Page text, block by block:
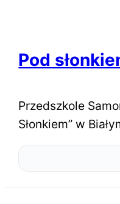
Pod
Przedszkole
Słonkiem” w